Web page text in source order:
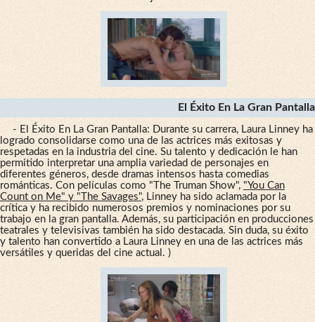
El Éxito En La Gran Pantalla
- El Éxito En La Gran Pantalla: Durante su carrera, Laura Linney ha
logrado consolidarse como una de las actrices más exitosas y
respetadas en la industria del cine. Su talento y dedicación le han
permitido interpretar una amplia variedad de personajes en
diferentes géneros, desde dramas intensos hasta comedias
románticas. Con películas como "The Truman Show", "You Can
Count on Me" y "The Savages", Linney ha sido aclamada por la
crítica y ha recibido numerosos premios y nominaciones por su
trabajo en la gran pantalla. Además, su participación en producciones
teatrales y televisivas también ha sido destacada. Sin duda, su éxito
y talento han convertido a Laura Linney en una de las actrices más
versátiles y queridas del cine actual. )